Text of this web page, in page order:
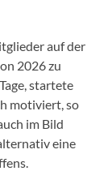
auf der
2026 zu
startete
motiviert, so
im Bild
eine